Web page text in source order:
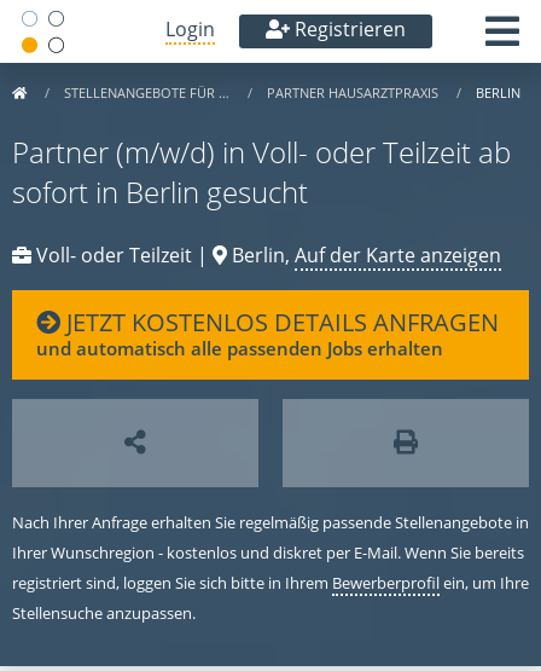
Login Registrieren
STELLENANGEBOTE FÜR … PARTNER HAUSARZTPRAXIS BERLIN
Partner (m/w/d) in Voll- oder Teilzeit ab
sofort in Berlin gesucht
Voll- oder Teilzeit | Berlin, Auf der Karte anzeigen
JETZT KOSTENLOS DETAILS ANFRAGEN
und automatisch alle passenden Jobs erhalten
Nach Ihrer Anfrage erhalten Sie regelmäßig passende Stellenangebote in
Ihrer Wunschregion - kostenlos und diskret per E-Mail. Wenn Sie bereits
registriert sind, loggen Sie sich bitte in Ihrem Bewerberprofilein, um Ihre
Stellensuche anzupassen.